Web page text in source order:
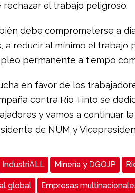
rechazar el trabajo peligroso.
debe comprometerse a
a reducir al mínimo el trabajo
permanente a tiempo
en favor de los
contra Rio Tinto se
y vamos a continuar la
de NUM y
IndustriALL Minería y DGOJP
global Empresas